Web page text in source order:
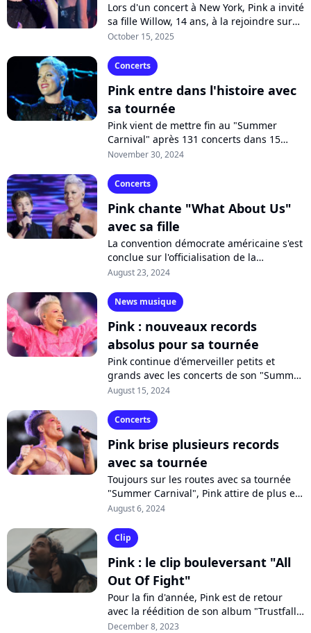
Lors d'un concert à New York, Pink a invité
sa fille Willow, 14 ans, à la rejoindre sur
scène pour entonner son tube "Who
October 15, 2025
Concerts
Pink entre dans l'histoire avec
sa tournée
Pink vient de mettre fin au "Summer
Carnival" après 131 concerts dans 15
pays. L'occasion pour la chanteuse
historique...
November 30, 2024
Concerts
Pink chante "What About Us"
avec sa fille
La convention démocrate américaine s'est
conclue sur l'officialisation de la
candidature de Kamala Harris pour
soirée,...
August 23, 2024
News musique
Pink : nouveaux records
absolus pour sa tournée
Pink continue d'émerveiller petits et
grands avec les concerts de son "Summer
Carnival". Alors qu'elle vient de finir son
August 15, 2024
Concerts
Pink brise plusieurs records
avec sa tournée
Toujours sur les routes avec sa tournée
"Summer Carnival", Pink attire de plus en
plus de monde à ses concerts, si bien
August 6, 2024
Clip
Pink : le clip bouleversant "All
Out Of Fight"
Pour la fin d'année, Pink est de retour
avec la réédition de son album "Trustfall"
renfermant le titre inédit "All Out Of
December 8, 2023